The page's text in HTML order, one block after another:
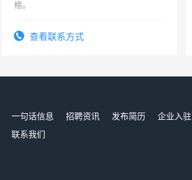
格。
查看联系方式
一句话信息 招聘资讯 发布简历 企业入驻
联系我们